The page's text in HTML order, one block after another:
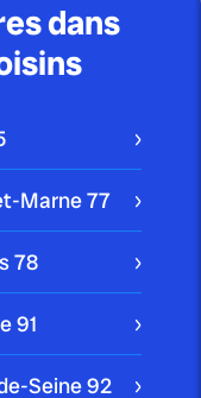
dans
Marne77
78
91
Seine92